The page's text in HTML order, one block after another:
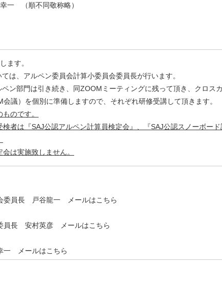
（順不同敬称略）
ます。
は、アルペン委員会計算小委員会委員長が行います。
ペン部門は引き続き、同ZOOMミーティングに残って頂き、クロス
議）を個別に準備しますので、それぞれ研修受講して頂きます。
のです。
者は『SAJ公認アルペン計算員検定会』、『SAJ公認スノーボード
は実施致しません。
委員長 戸谷龍一
メールはこちら
員長 安村英彦
メールはこちら
一
メールはこちら